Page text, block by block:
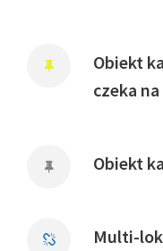
Obiekt
czeka
Obiekt
Multi-